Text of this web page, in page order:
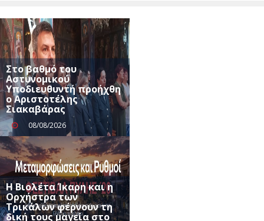
Στο βαθμό του
Αστυνομικού
Υποδιευθυντή προήχθη
ο Αριστοτέλης
Σιακαβάρας
08/08/2026
Η Βιολέτα Ίκαρη και η
Ορχήστρα των
Τρικάλων φέρνουν τη
δική τους μαγεία στο